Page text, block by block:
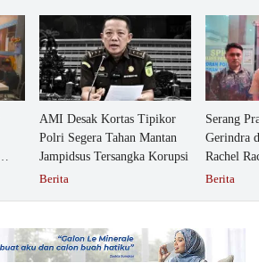
AMI Desak Kortas Tipikor
Polri Segera Tahan Mantan
Jampidsus Tersangka Korupsi
Berita
Serang
Gerindra
Rachel
Berita